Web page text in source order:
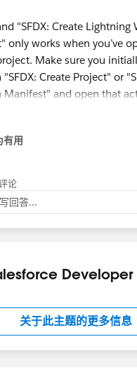
"SFDX: Create Lightning
only works when you’ve
Make sure you
Create Project" or
Manifest" and open that
and enabled. Update both
that VS Code is
mode.
有用
论
回答...
Developer
关于此主题的更多信息